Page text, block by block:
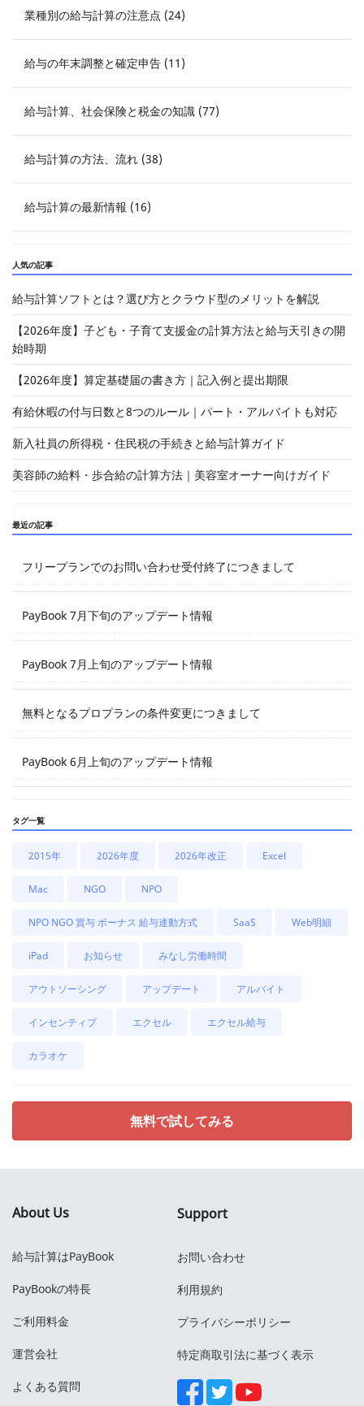
業種別の給与計算の注意点 (24)
給与の年末調整と確定申告 (11)
給与計算、社会保険と税金の知識 (77)
給与計算の方法、流れ (38)
給与計算の最新情報 (16)
人気の記事
給与計算ソフトとは？選び方とクラウド型のメリットを解説
【2026年度】子ども・子育て支援金の計算方法と給与天引きの開
始時期
【2026年度】算定基礎届の書き方｜記入例と提出期限
有給休暇の付与日数と8つのルール｜パート・アルバイトも対応
新入社員の所得税・住民税の手続きと給与計算ガイド
美容師の給料・歩合給の計算方法｜美容室オーナー向けガイド
最近の記事
フリープランでのお問い合わせ受付終了につきまして
PayBook 7月下旬のアップデート情報
PayBook 7月上旬のアップデート情報
無料となるプロプランの条件変更につきまして
PayBook 6月上旬のアップデート情報
タグ一覧
2015年 2026年度 2026年改正 Excel
Mac NGO NPO
NPO NGO 賞与 ボーナス 給与連動方式 SaaS Web明細
iPad お知らせ みなし労働時間
アウトソーシング アップデート アルバイト
インセンティブ エクセル エクセル給与
カラオケ
無料で試してみる
About Us
給与計算はPayBook
PayBookの特長
ご利用料金
運営会社
よくある質問
Support
お問い合わせ
利用規約
プライバシーポリシー
特定商取引法に基づく表示